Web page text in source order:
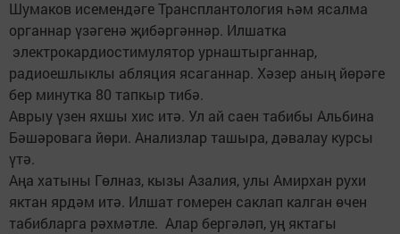
Шумаков исемендәге Трансплантология һәм ясалма
органнар үзәгенә җибәргәннәр. Илшатка
электрокардиостимулятор урнаштырганнар,
радиоешлыклы абляция ясаганнар. Хәзер аның йөрәге
бер минутка 80 тапкыр тибә.
Аврыу үзен яхшы хис итә. Ул ай саен табибы Альбина
Бәшәровага йөри. Анализлар ташыра, дәвалау курсы
үтә.
Аңа хатыны Гөлназ, кызы Азалия, улы Амирхан рухи
яктан ярдәм итә. Илшат гомерен саклап калган өчен
табибларга рәхмәтле. Алар бергәләп, уң яктагы